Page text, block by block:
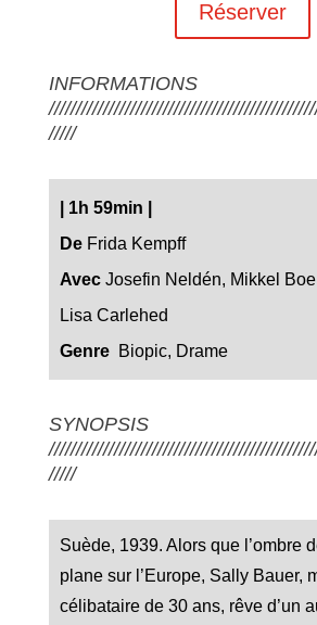
Réserver
INFORMATIONS
/////
1h 59min
DeFrida Kempff
AvecJosefin Neldén, Mikkel
Lisa Carlehed
GenreBiopic, Drame
SYNOPSIS
/////
Suède, 1939. Alors que l’ombre
plane sur l’Europe, Sally Bauer,
célibataire de 30 ans, rêve d’un